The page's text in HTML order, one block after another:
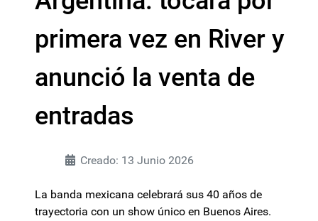
primera vez en River y
anunció la venta de
entradas
Creado: 13 Junio 2026
La banda mexicana celebrará sus 40 años de
trayectoria con un show único en Buenos Aires.